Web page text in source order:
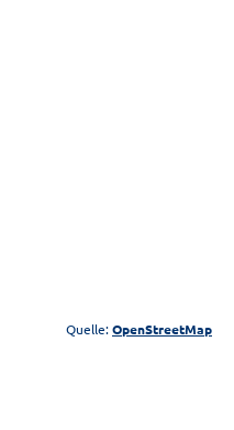
Quelle:OpenStreetMap